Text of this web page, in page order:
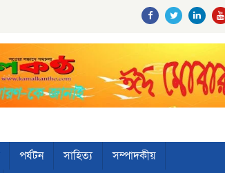
পর্যটন সাহিত্য
সম্পাদকীয়